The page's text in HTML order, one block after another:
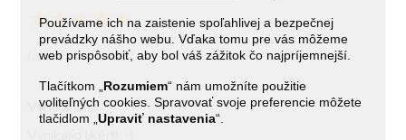
Používame ich na zaistenie spoľahlivej a bezpečnej
prevádzky nášho webu. Vďaka tomu pre vás môžeme
web prispôsobiť, aby bol váš zážitok čo najpríjemnejší.
Tlačítkom „ Rozumiem“ nám umožníte použitie
voliteľných cookies. Spravovať svoje preferencie môžete
tlačidlom „Upraviť nastavenia“.
overená recenzia
Jana B 15. 11. 2022
Vynikající!!